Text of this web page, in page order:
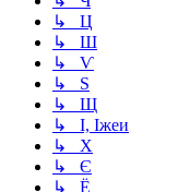
↳ Ц
↳ Ш
↳ Ѵ
↳ Ѕ
↳ Щ
↳ І, Іжеи
↳ Х
↳ Є
↳ Ё